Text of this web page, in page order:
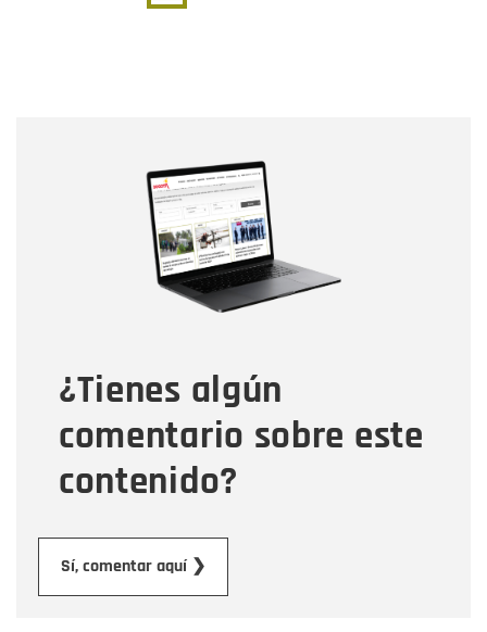
actual
¿Tienes algún
comentario sobre este
contenido?
Sí, comentar aquí ❯
Correo electrónico
Tipo de comentario
Mensaje